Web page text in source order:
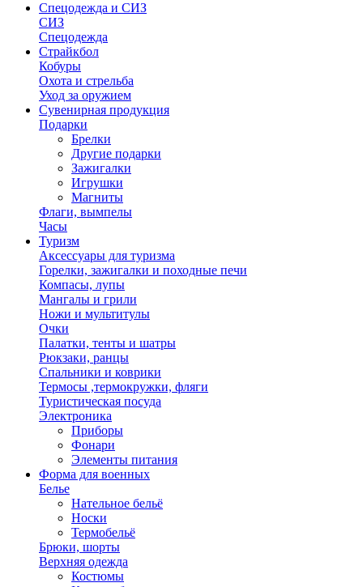
Спецодежда и СИЗ
СИЗ
Спецодежда
Страйкбол
Кобуры
Охота и стрельба
Уход за оружием
Сувенирная продукция
Подарки
Брелки
Другие подарки
Зажигалки
Игрушки
Магниты
Флаги, вымпелы
Часы
Туризм
Аксессуары для туризма
Горелки, зажигалки и походные печи
Компасы, лупы
Мангалы и грили
Ножи и мультитулы
Очки
Палатки, тенты и шатры
Рюкзаки, ранцы
Спальники и коврики
Термосы ,термокружки, фляги
Туристическая посуда
Электроника
Приборы
Фонари
Элементы питания
Форма для военных
Белье
Нательное бельё
Носки
Термобельё
Брюки, шорты
Верхняя одежда
Костюмы